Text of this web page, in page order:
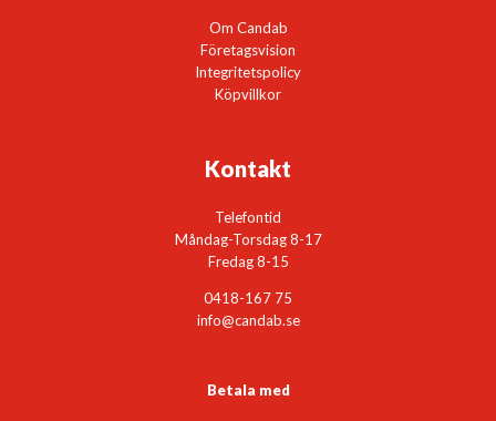
Om Candab
Företagsvision
Integritetspolicy
Köpvillkor
Kontakt
Telefontid
Måndag-Torsdag 8-17
Fredag 8-15
0418-167 75
info@candab.se
Betala med